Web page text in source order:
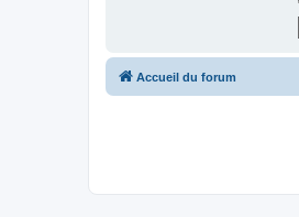
Accueil du forum